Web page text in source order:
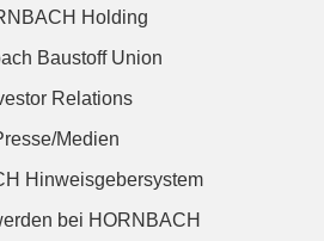
Holding
Baustoff Union
Relations
Medien
Hinweisgebersystem
bei HORNBACH